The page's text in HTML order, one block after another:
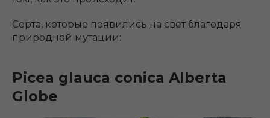
Сорта, которые появились на свет благодаря
природной мутации:
Picea glauca conica Alberta
Globe